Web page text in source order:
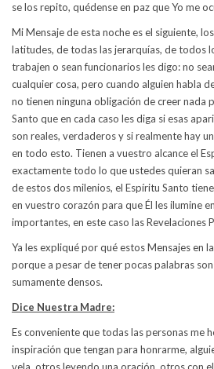
se los repito, quédense en paz que Yo me
Mi Mensaje de esta noche es el siguiente,
latitudes, de todas las jerarquías, de todos
trabajen o sean funcionarios les digo: no
cualquier cosa, pero cuando alguien habla
no tienen ninguna obligación de creer nada
Santo que en cada caso les diga si esas
son reales, verdaderos y si realmente hay
en todo esto. Tienen a vuestro alcance el
exactamente todo lo que ustedes quieran
de estos dos milenios, el Espíritu Santo
en vuestro corazón para que Él les ilumine
importantes, en este caso las Revelaciones
Ya les expliqué por qué estos Mensajes en
porque a pesar de tener pocas palabras
sumamente densos.
Dice Nuestra Madre:
Es conveniente que todas las personas me
inspiración que tengan para honrarme,